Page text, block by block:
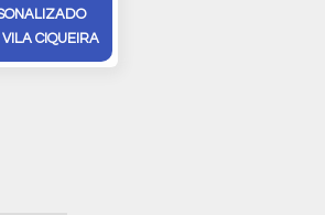
VILA CIQUEIRA